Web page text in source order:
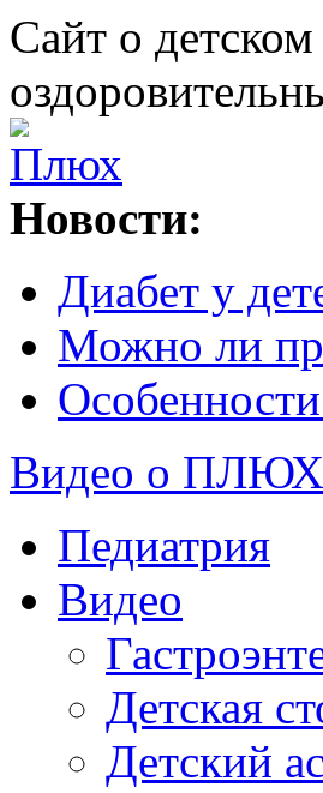
Сайт о детском
Новости:
Диабет у
Можно ли
Видео о ПЛЮХ
Педиатрия
Видео
Детская
Детский